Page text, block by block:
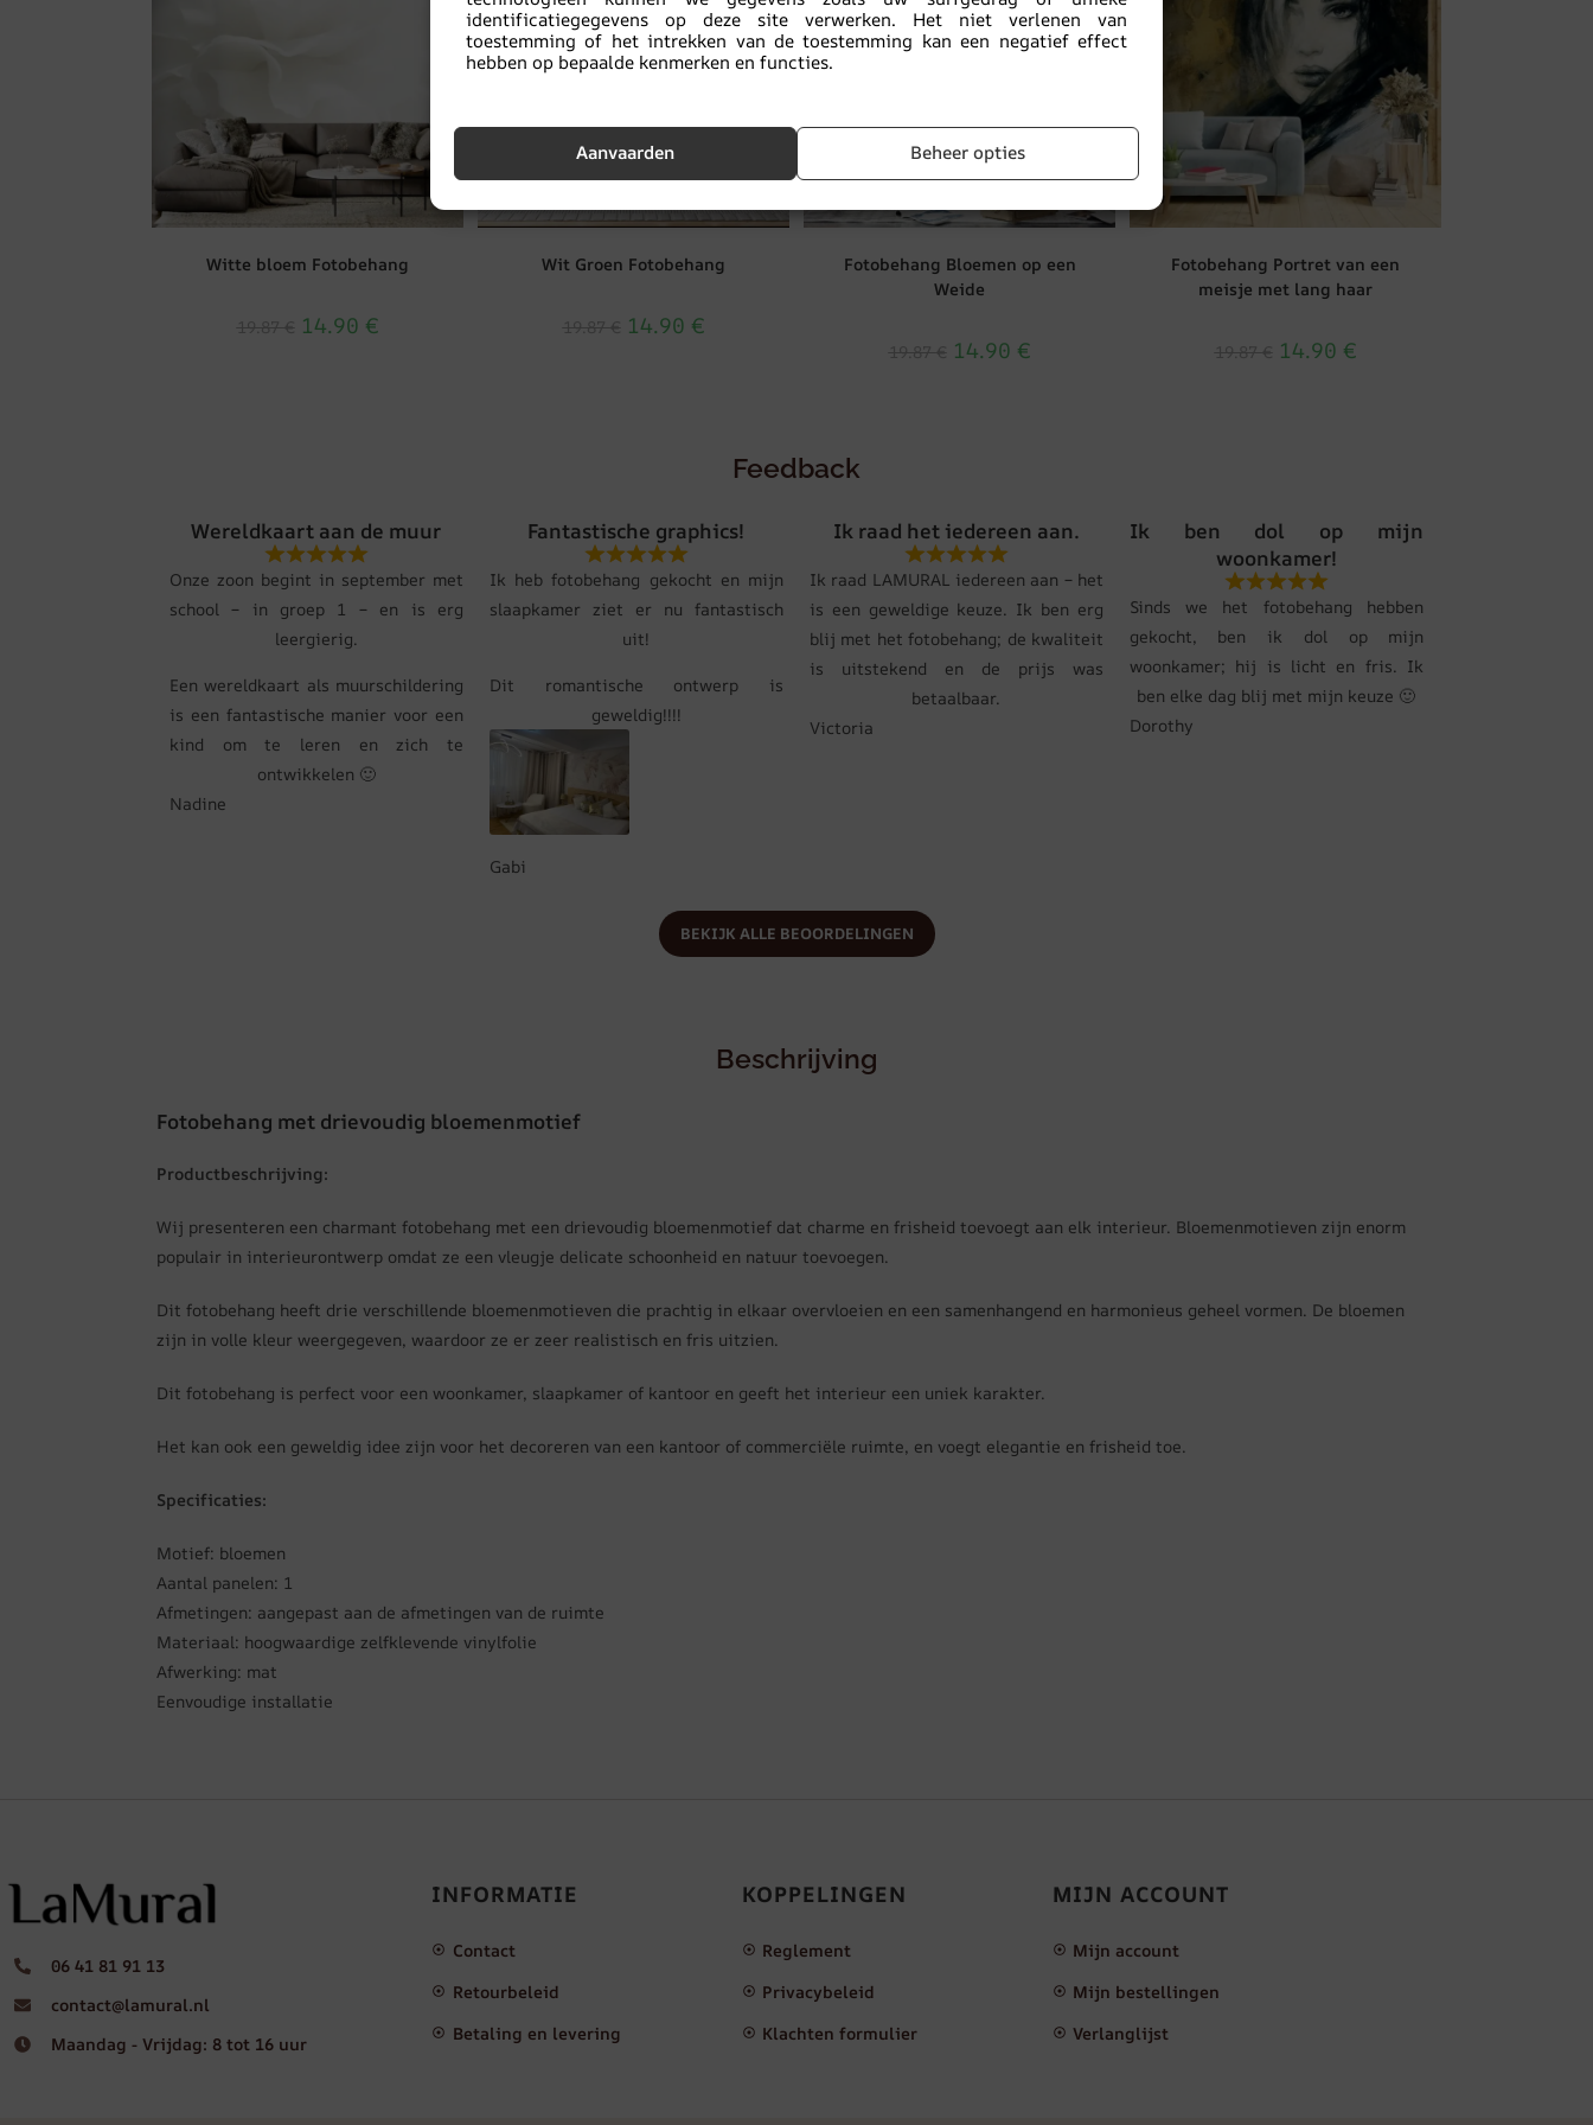
identificatiegegevens op deze site verwerken. Het niet verlenen van
toestemming of het intrekken van de toestemming kan een negatief effect
hebben op bepaalde kenmerken en functies.
Aanvaarden Beheer opties
Witte bloem Fotobehang
14.90 €
Wit Groen Fotobehang
14.90 €
Fotobehang Bloemen op een
Weide
14.90 €
Fotobehang Portret van een
meisje met lang haar
14.90 €
Feedback
Wereldkaart aan de muur
Onze zoon begint in september met
school – in groep 1 – en is erg
leergierig.
Een wereldkaart als muurschildering
is een fantastische manier voor een
kind om te leren en zich te
ontwikkelen 🙂
Nadine
Fantastische graphics!
Ik heb fotobehang gekocht en mijn
slaapkamer ziet er nu fantastisch
uit!
Dit romantische ontwerp is
geweldig!!!!
Gabi
Ik raad het iedereen aan.
Ik raad LAMURAL iedereen aan – het
is een geweldige keuze. Ik ben erg
blij met het fotobehang; de kwaliteit
is uitstekend en de prijs was
betaalbaar.
Victoria
Ik ben dol op mijn
woonkamer!
Sinds we het fotobehang hebben
gekocht, ben ik dol op mijn
woonkamer; hij is licht en fris. Ik
ben elke dag blij met mijn keuze 🙂
Dorothy
BEKIJK ALLE BEOORDELINGEN
Beschrijving
Fotobehang met drievoudig bloemenmotief
Productbeschrijving:
Wij presenteren een charmant fotobehang met een drievoudig bloemenmotief dat charme en frisheid toevoegt aan elk interieur. Bloemenmotieven zijn enorm
populair in interieurontwerp omdat ze een vleugje delicate schoonheid en natuur toevoegen.
Dit fotobehang heeft drie verschillende bloemenmotieven die prachtig in elkaar overvloeien en een samenhangend en harmonieus geheel vormen. De bloemen
zijn in volle kleur weergegeven, waardoor ze er zeer realistisch en fris uitzien.
Dit fotobehang is perfect voor een woonkamer, slaapkamer of kantoor en geeft het interieur een uniek karakter.
Het kan ook een geweldig idee zijn voor het decoreren van een kantoor of commerciële ruimte, en voegt elegantie en frisheid toe.
Specificaties:
Motief: bloemen
Aantal panelen: 1
Afmetingen: aangepast aan de afmetingen van de ruimte
Materiaal: hoogwaardige zelfklevende vinylfolie
Afwerking: mat
Eenvoudige installatie
06 41 81 91 13
contact@lamural.nl
Maandag - Vrijdag: 8 tot 16 uur
INFORMATIE
Contact
Retourbeleid
Betaling en levering
KOPPELINGEN
Reglement
Privacybeleid
Klachten formulier
MIJN ACCOUNT
Mijn account
Mijn bestellingen
Verlanglijst